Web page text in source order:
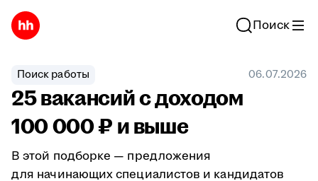
Поиск
Поиск работы 06.07.2026
25 вакансий с доходом
100 000 ₽ и выше
В этой подборке — предложения
для начинающих специалистов и кандидатов